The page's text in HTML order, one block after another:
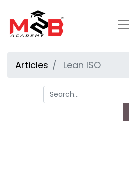
Articles Lean ISO